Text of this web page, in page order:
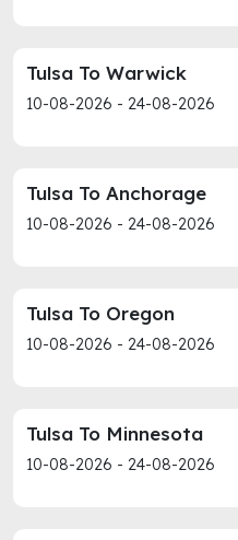
Tulsa To Warwick
10-08-2026 - 24-08-2026
Tulsa To Anchorage
10-08-2026 - 24-08-2026
Tulsa To Oregon
10-08-2026 - 24-08-2026
Tulsa To Minnesota
10-08-2026 - 24-08-2026